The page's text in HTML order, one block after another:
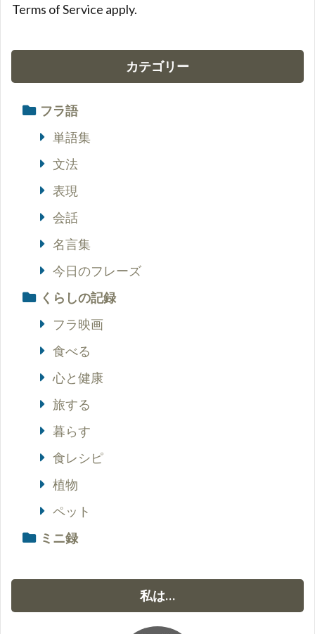
Terms of Service apply.
カテゴリー
フラ語
単語集
文法
表現
会話
名言集
今日のフレーズ
くらしの記録
フラ映画
食べる
心と健康
旅する
暮らす
食レシピ
植物
ペット
ミニ録
私は…